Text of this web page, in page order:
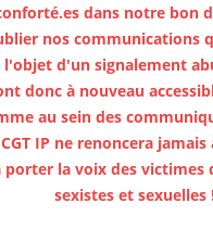
dans notre bon
nos communications
d'un signalement
donc à nouveau
au sein des
IP ne renoncera
porter la voix des victimes
sexistes et sexuelles